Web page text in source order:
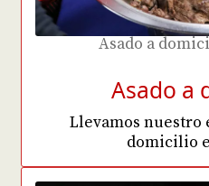
Asado a
Asado a
Llevamos nuestro
domicilio